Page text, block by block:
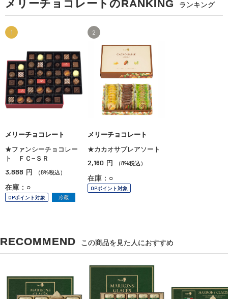
メリーチョコレートのRANKING ランキング
1
メリーチョコレート
★ファンシーチョコレー
ト ＦＣ−ＳＲ
3,888 円 （8%税込）
在庫：○
OPポイント対象 冷蔵
2
メリーチョコレート
★カカオサブレアソート
2,160 円 （8%税込）
在庫：○
OPポイント対象
RECOMMEND この商品を見た人におすすめ